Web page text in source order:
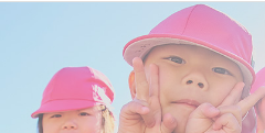
入園の概要